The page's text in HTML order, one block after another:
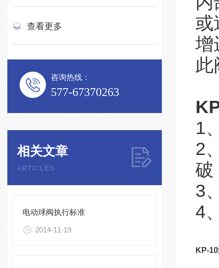
查看更多
咨询热线：
577-67370263
相关文章
ARTICLES
电动球阀执行标准
2014-11-19
或
增
此
1
2
破
3
4
KP-